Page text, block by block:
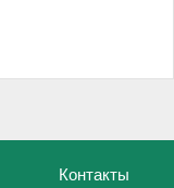
Контакты